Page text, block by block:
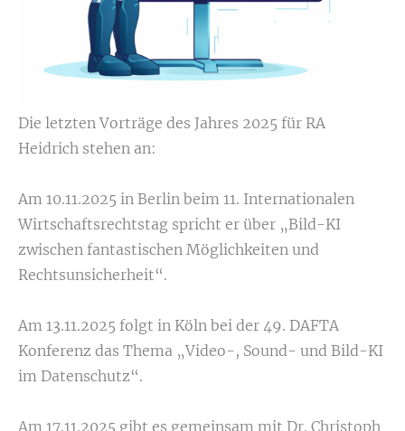
Die letzten Vorträge des Jahres 2025 für RA
Heidrich stehen an:
Am 10.11.2025 in Berlin beim 11. Internationalen
Wirtschaftsrechtstag spricht er über „Bild-KI
zwischen fantastischen Möglichkeiten und
Rechtsunsicherheit“.
Am 13.11.2025 folgt in Köln bei der 49. DAFTA
Konferenz das Thema „Video-, Sound- und Bild-KI
im Datenschutz“.
Am 17.11.2025 gibt es gemeinsam mit Dr. Christoph